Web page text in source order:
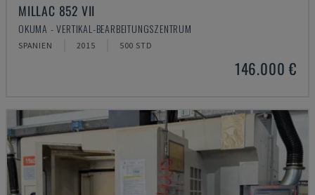
MILLAC 852 VII
OKUMA - VERTIKAL-BEARBEITUNGSZENTRUM
SPANIEN 2015 500 STD
146.000 €